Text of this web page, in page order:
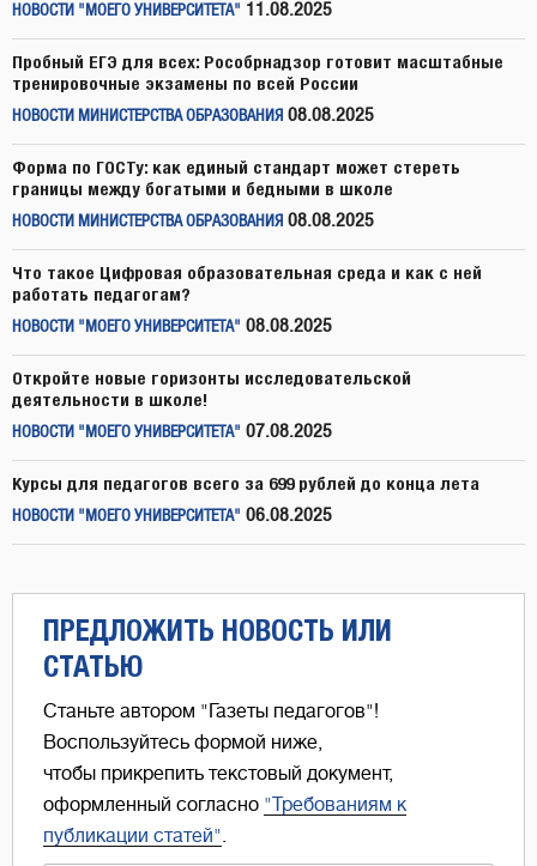
НОВОСТИ "МОЕГО УНИВЕРСИТЕТА" 11.08.2025
Пробный ЕГЭ для всех: Рособрнадзор готовит масштабные
тренировочные экзамены по всей России
НОВОСТИ МИНИСТЕРСТВА ОБРАЗОВАНИЯ 08.08.2025
Форма по ГОСТу: как единый стандарт может стереть
границы между богатыми и бедными в школе
НОВОСТИ МИНИСТЕРСТВА ОБРАЗОВАНИЯ 08.08.2025
Что такое Цифровая образовательная среда и как с ней
работать педагогам?
НОВОСТИ "МОЕГО УНИВЕРСИТЕТА" 08.08.2025
Откройте новые горизонты исследовательской
деятельности в школе!
НОВОСТИ "МОЕГО УНИВЕРСИТЕТА" 07.08.2025
Курсы для педагогов всего за 699 рублей до конца лета
НОВОСТИ "МОЕГО УНИВЕРСИТЕТА" 06.08.2025
ПРЕДЛОЖИТЬ НОВОСТЬ ИЛИ
СТАТЬЮ
Станьте автором "Газеты педагогов"!
Воспользуйтесь формой ниже,
чтобы прикрепить текстовый документ,
оформленный согласно "Требованиям к
публикации статей".